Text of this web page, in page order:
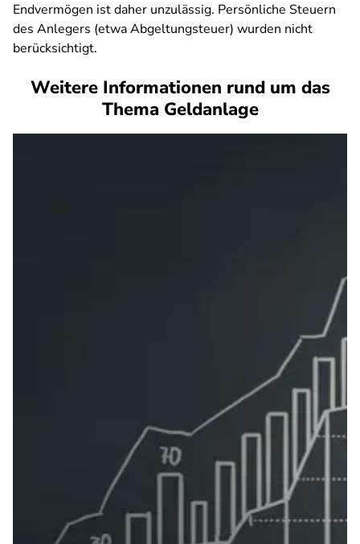
Endvermögen ist daher unzulässig. Persönliche Steuern
des Anlegers (etwa Abgeltungsteuer) wurden nicht
berücksichtigt.
Weitere Informationen rund um das
Thema Geldanlage